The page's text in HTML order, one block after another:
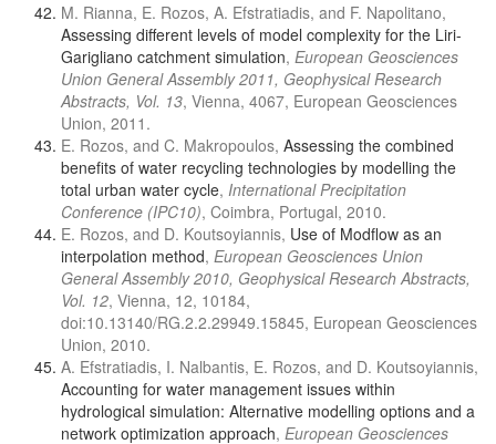
M. Rianna, E. Rozos, A. Efstratiadis, and F. Napolitano,
Assessing different levels of model complexity for the Liri-
Garigliano catchment simulation, European Geosciences
Union General Assembly 2011, Geophysical Research
Abstracts, Vol. 13, Vienna, 4067, European Geosciences
Union, 2011.
E. Rozos, and C. Makropoulos, Assessing the combined
benefits of water recycling technologies by modelling the
total urban water cycle, International Precipitation
Conference (IPC10), Coimbra, Portugal, 2010.
E. Rozos, and D. Koutsoyiannis, Use of Modflow as an
interpolation method, European Geosciences Union
General Assembly 2010, Geophysical Research Abstracts,
Vol. 12, Vienna, 12, 10184,
doi:10.13140/RG.2.2.29949.15845, European Geosciences
Union, 2010.
A. Efstratiadis, I. Nalbantis, E. Rozos, and D. Koutsoyiannis,
Accounting for water management issues within
hydrological simulation: Alternative modelling options and a
network optimization approach, European Geosciences